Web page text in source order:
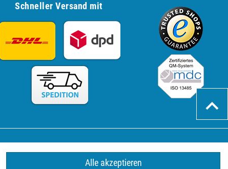
Schneller Versand mit
Kontakt
Alle akzeptieren